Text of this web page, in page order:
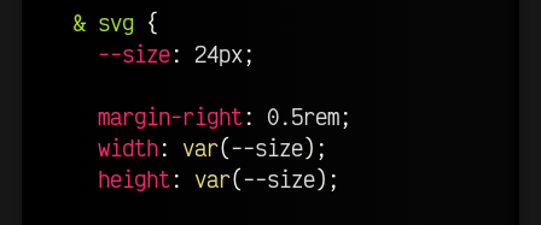
& svg {
--size: 24px;
margin-right: 0.5rem;
width: var(--size) ;
height: var(--size) ;